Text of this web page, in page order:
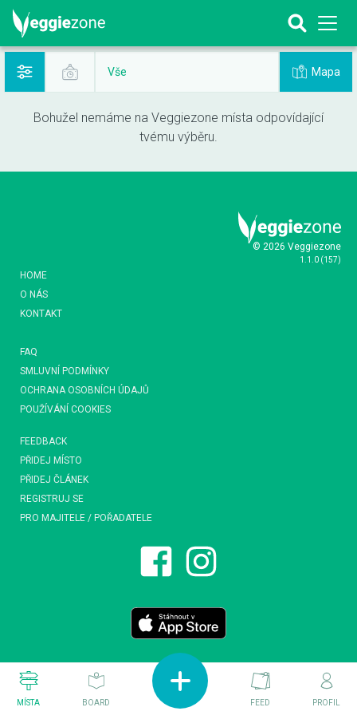
Vše Mapa
Bohužel nemáme na Veggiezone místa odpovídající
tvému výběru.
© 2026 Veggiezone
1.1.0 (157)
HOME
O NÁS
KONTAKT
FAQ
SMLUVNÍ PODMÍNKY
OCHRANA OSOBNÍCH ÚDAJŮ
POUŽÍVÁNÍ COOKIES
FEEDBACK
PŘIDEJ MÍSTO
PŘIDEJ ČLÁNEK
REGISTRUJ SE
PRO MAJITELE / POŘADATELE
MÍSTA BOARD FEED PROFIL